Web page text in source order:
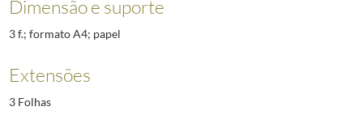
Dimensão e suporte
3 f.; formato A4; papel
Extensões
3 Folhas